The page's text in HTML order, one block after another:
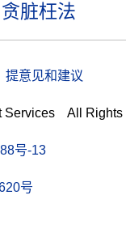
贪脏枉法
意见和建议
Services All Rights
号-13
号